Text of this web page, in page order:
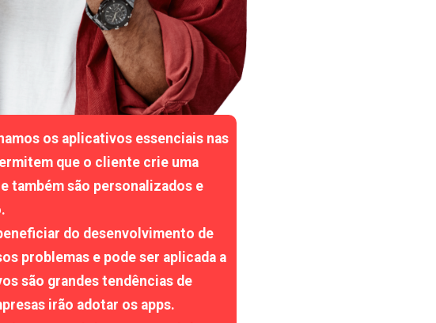
os aplicativos essenciais nas
que o cliente crie uma
também são personalizados e
do desenvolvimento de
problemas e pode ser aplicada a
são grandes tendências de
irão adotar os apps.